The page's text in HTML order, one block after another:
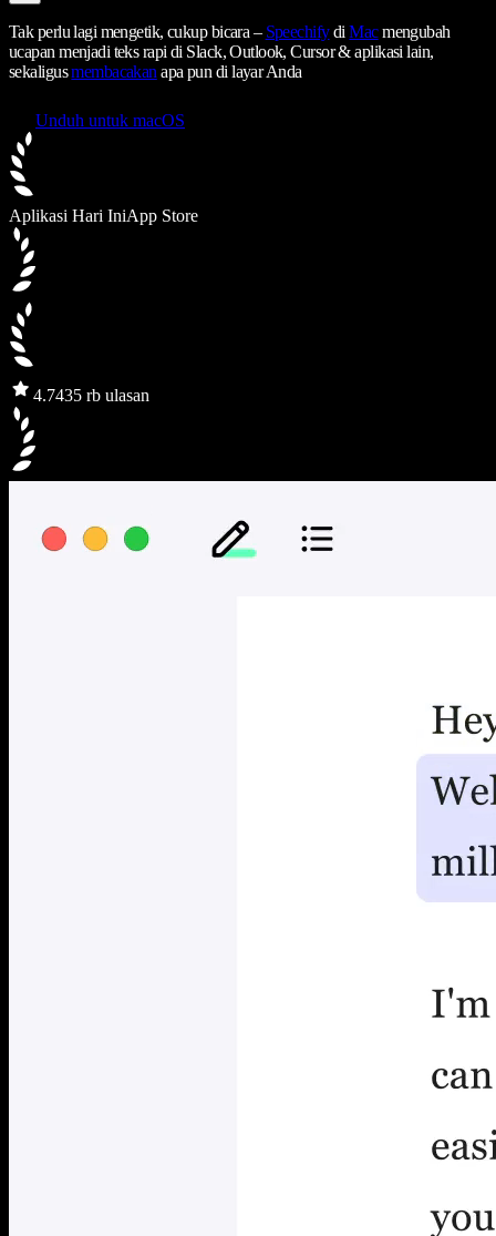
Tak perlu lagi mengetik, cukup bicara – SpeechifydiMacmengubah
ucapan menjadi teks rapi di Slack, Outlook, Cursor & aplikasi lain,
sekaligusmembacakan apa pun di layar Anda
Unduh untuk macOS
Aplikasi Hari IniApp Store
4.7435 rb ulasan